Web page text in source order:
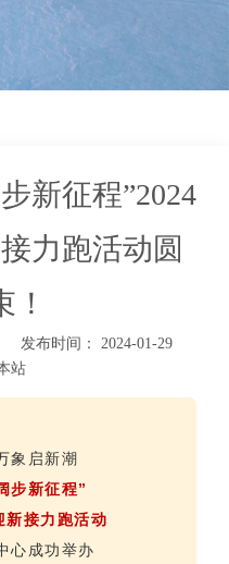
新征程”2024
力跑活动圆
！
布时间： 2024-01-29
站
象启新潮
步新征程”
接力跑活动
心成功举办